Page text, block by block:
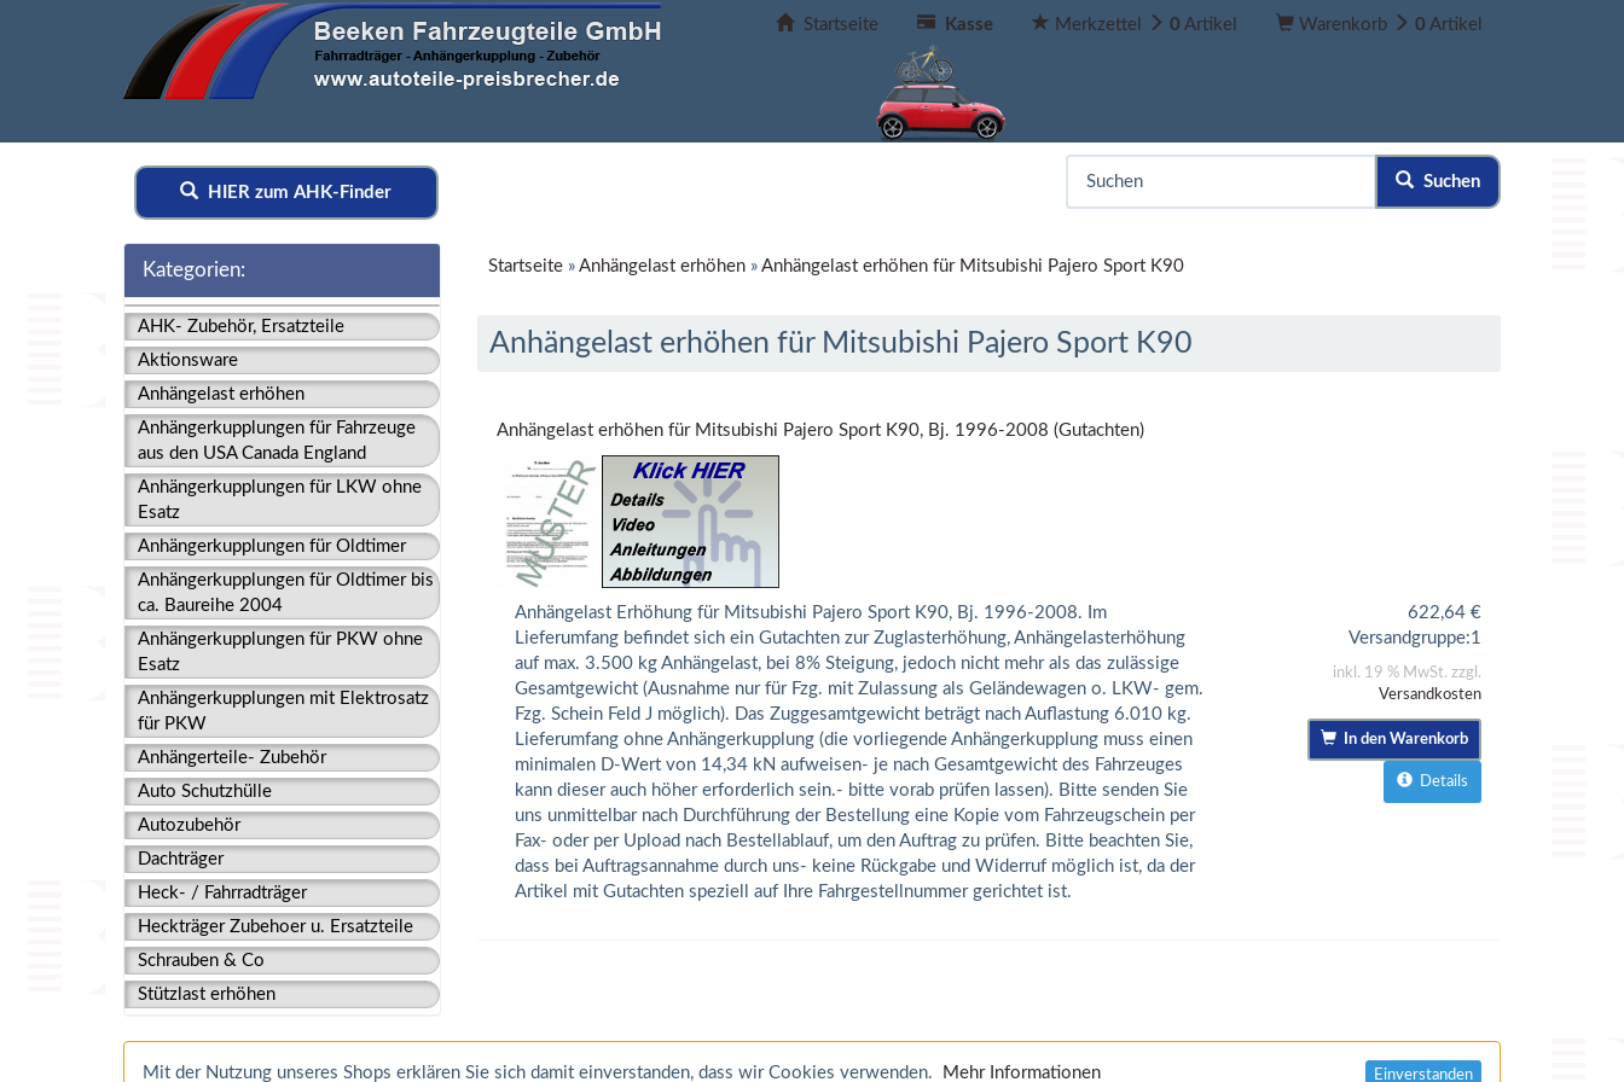
Startseite Kasse Merkzettel 0 Artikel Warenkorb 0 Artikel
Suchen
HIER zum AHK-Finder
Kategorien:
AHK- Zubehör, Ersatzteile
Aktionsware
Anhängelast erhöhen
Anhängerkupplungen für Fahrzeuge
aus den USA Canada England
Anhängerkupplungen für LKW ohne
Esatz
Anhängerkupplungen für Oldtimer
Anhängerkupplungen für Oldtimer bis
ca. Baureihe 2004
Anhängerkupplungen für PKW ohne
Esatz
Anhängerkupplungen mit Elektrosatz
für PKW
Anhängerteile- Zubehör
Auto Schutzhülle
Autozubehör
Dachträger
Heck- / Fahrradträger
Heckträger Zubehoer u. Ersatzteile
Schrauben & Co
Stützlast erhöhen
Startseite» Anhängelast erhöhen» Anhängelast erhöhen für Mitsubishi Pajero Sport K90
Anhängelast erhöhen für Mitsubishi Pajero Sport K90
Anhängelast erhöhen für Mitsubishi Pajero Sport K90, Bj. 1996-2008 (Gutachten)
Anhängelast Erhöhung für Mitsubishi Pajero Sport K90, Bj. 1996-2008. Im
Lieferumfang befindet sich ein Gutachten zur Zuglasterhöhung, Anhängelasterhöhung
auf max. 3.500 kg Anhängelast, bei 8% Steigung, jedoch nicht mehr als das zulässige
Gesamtgewicht (Ausnahme nur für Fzg. mit Zulassung als Geländewagen o. LKW- gem.
Fzg. Schein Feld J möglich). Das Zuggesamtgewicht beträgt nach Auflastung 6.010 kg.
Lieferumfang ohne Anhängerkupplung (die vorliegende Anhängerkupplung muss einen
minimalen D-Wert von 14,34 kN aufweisen- je nach Gesamtgewicht des Fahrzeuges
kann dieser auch höher erforderlich sein.- bitte vorab prüfen lassen). Bitte senden Sie
uns unmittelbar nach Durchführung der Bestellung eine Kopie vom Fahrzeugschein per
Fax- oder per Upload nach Bestellablauf, um den Auftrag zu prüfen. Bitte beachten Sie,
dass bei Auftragsannahme durch uns- keine Rückgabe und Widerruf möglich ist, da der
Artikel mit Gutachten speziell auf Ihre Fahrgestellnummer gerichtet ist.
622,64 €
Versandgruppe:1
inkl. 19 % MwSt. zzgl.
Versandkosten
In den Warenkorb
Details
Mit der Nutzung unseres Shops erklären Sie sich damit einverstanden, dass wir Cookies verwenden. Mehr Informationen Einverstanden